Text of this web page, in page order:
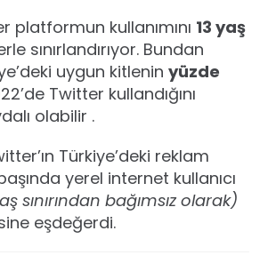
platformun kullanımını 13 yaş
sınırlandırıyor. Bundan
uygun kitlenin yüzde
Twitter kullandığını
olabilir .
Türkiye’deki reklam
yerel internet kullanıcı
sınırından bağımsız olarak)
eşdeğerdi.